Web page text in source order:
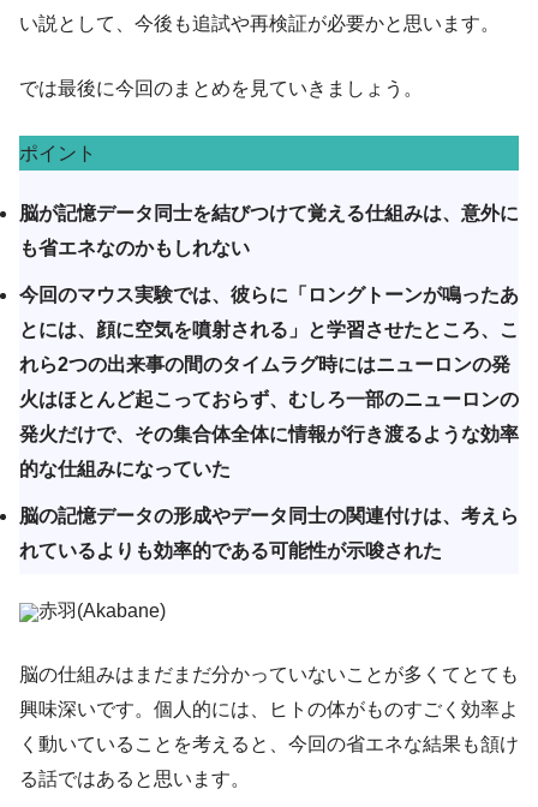
い説として、今後も追試や再検証が必要かと思います。
では最後に今回のまとめを見ていきましょう。
ポイント
脳が記憶データ同士を結びつけて覚える仕組みは、意外に
も省エネなのかもしれない
今回のマウス実験では、彼らに「ロングトーンが鳴ったあ
とには、顔に空気を噴射される」と学習させたところ、こ
れら2つの出来事の間のタイムラグ時にはニューロンの発
火はほとんど起こっておらず、むしろ一部のニューロンの
発火だけで、その集合体全体に情報が行き渡るような効率
的な仕組みになっていた
脳の記憶データの形成やデータ同士の関連付けは、考えら
れているよりも効率的である可能性が示唆された
赤羽(Akabane)
脳の仕組みはまだまだ分かっていないことが多くてとても
興味深いです。個人的には、ヒトの体がものすごく効率よ
く動いていることを考えると、今回の省エネな結果も頷け
る話ではあると思います。